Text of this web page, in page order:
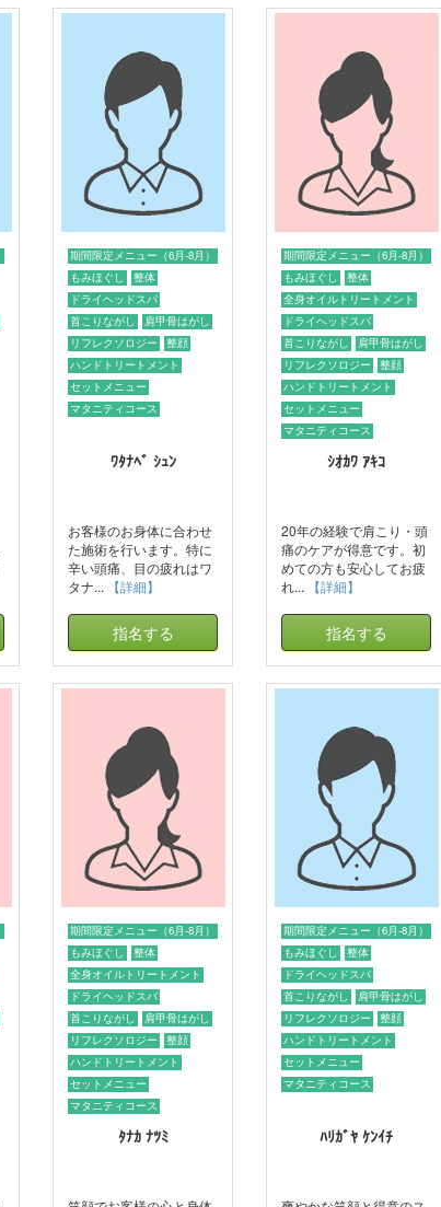
期間限定メニュー（6月-8月）
もみほぐし
整体
ドライヘッドスパ
首こりながし
肩甲骨はがし
リフレクソロジー
整顔
ハンドトリートメント
セットメニュー
マタニティコース
ﾜﾀﾅﾍﾞ ｼｭﾝ
お客様のお身体に合わせ
た施術を行います。特に
辛い頭痛、目の疲れはワ
タナ...
【詳細】
指名する
期間限定メニュー（6月-8月）
もみほぐし
整体
全身オイルトリートメント
ドライヘッドスパ
首こりながし
肩甲骨はがし
リフレクソロジー
整顔
ハンドトリートメント
セットメニュー
マタニティコース
ｼｵｶﾜ ｱｷｺ
20年の経験で肩こり・頭
痛のケアが得意です。初
めての方も安心してお疲
れ...
【詳細】
指名する
期間限定メニュー（6月-8月）
もみほぐし
整体
全身オイルトリートメント
ドライヘッドスパ
首こりながし
肩甲骨はがし
リフレクソロジー
整顔
ハンドトリートメント
セットメニュー
マタニティコース
ﾀﾅｶ ﾅﾂﾐ
期間限定メニュー（6月-8月）
もみほぐし
整体
ドライヘッドスパ
首こりながし
肩甲骨はがし
リフレクソロジー
整顔
ハンドトリートメント
セットメニュー
マタニティコース
ﾊﾘｶﾞﾔ ｹﾝｲﾁ